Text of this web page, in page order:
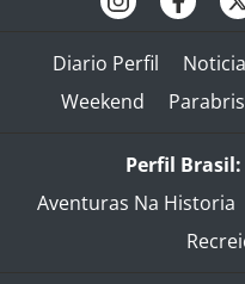
Diario Perfil
Weekend
Perfil Brasil:
Aventuras Na Historia